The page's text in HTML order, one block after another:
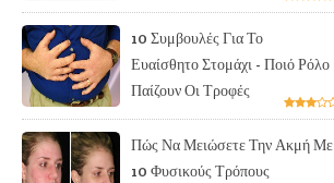
10 Συμβουλές Για Το
Ευαίσθητο Στομάχι - Ποιό Ρόλο
Παίζουν Οι Τροφές
Πώς Να Μειώσετε Την Ακμή Με
10 Φυσικούς Τρόπους